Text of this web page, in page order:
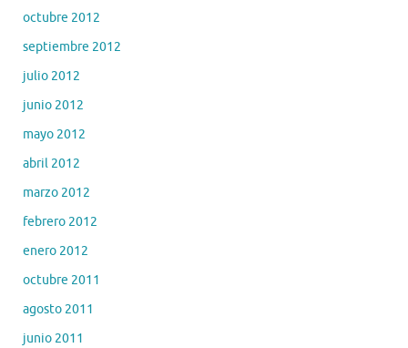
octubre 2012
septiembre 2012
julio 2012
junio 2012
mayo 2012
abril 2012
marzo 2012
febrero 2012
enero 2012
octubre 2011
agosto 2011
junio 2011